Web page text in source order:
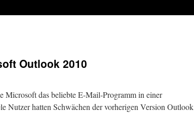
Outlook 2010
Microsoft das beliebte E-Mail-Programm in einer
Nutzer hatten Schwächen der vorherigen Version Outlook